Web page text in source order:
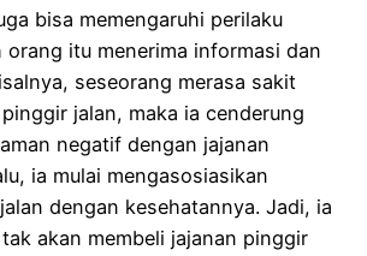
bisa memengaruhi perilaku
orang itu menerima informasi dan
seseorang merasa sakit
jalan, maka ia cenderung
negatif dengan jajanan
ia mulai mengasosiasikan
dengan kesehatannya. Jadi, ia
akan membeli jajanan pinggir